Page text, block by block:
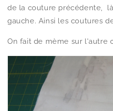
de la couture précédente,
gauche. Ainsi les coutures
On fait de mème sur l'autre